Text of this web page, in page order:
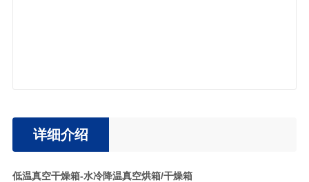
详细介绍
低温真空干燥箱-水冷降温真空烘箱/干燥箱